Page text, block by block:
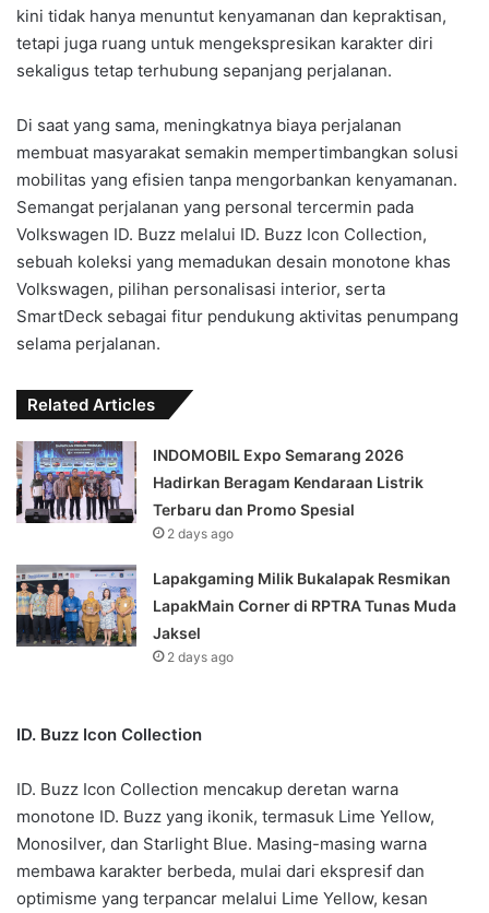
kini tidak hanya menuntut kenyamanan dan kepraktisan,
tetapi juga ruang untuk mengekspresikan karakter diri
sekaligus tetap terhubung sepanjang perjalanan.
Di saat yang sama, meningkatnya biaya perjalanan
membuat masyarakat semakin mempertimbangkan solusi
mobilitas yang efisien tanpa mengorbankan kenyamanan.
Semangat perjalanan yang personal tercermin pada
Volkswagen ID. Buzz melalui ID. Buzz Icon Collection,
sebuah koleksi yang memadukan desain monotone khas
Volkswagen, pilihan personalisasi interior, serta
SmartDeck sebagai fitur pendukung aktivitas penumpang
selama perjalanan.
Related Articles
INDOMOBIL Expo Semarang 2026
Hadirkan Beragam Kendaraan Listrik
Terbaru dan Promo Spesial
2 days ago
Lapakgaming Milik Bukalapak Resmikan
LapakMain Corner di RPTRA Tunas Muda
Jaksel
2 days ago
ID. Buzz Icon Collection
ID. Buzz Icon Collection mencakup deretan warna
monotone ID. Buzz yang ikonik, termasuk Lime Yellow,
Monosilver, dan Starlight Blue. Masing-masing warna
membawa karakter berbeda, mulai dari ekspresif dan
optimisme yang terpancar melalui Lime Yellow, kesan